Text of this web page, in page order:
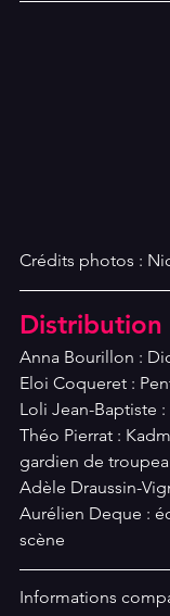
Crédits photos :
Distribution
Anna Bourillon :
Eloi Coqueret :
Loli Jean-Baptiste
Théo Pierrat :
gardien de
Adèle Draussin-
Aurélien Deque :
scène
Informations